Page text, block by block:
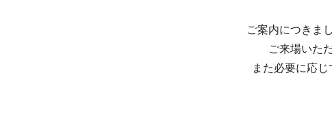
ご案内につきまし
ご来場いた
また必要に応